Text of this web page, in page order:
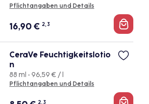
Pflichtangaben und Details
16,90€ 2, 3
CeraVe Feuchtigkeitslotio
n
88 ml • 96,59 € / l
Pflichtangaben und Details
2, 3